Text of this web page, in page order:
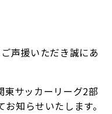
ご声援いただき誠にあ
サッカーリーグ2部
知らせいたします。